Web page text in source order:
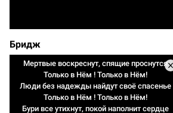
Бридж
Мертвые воскреснут, спящие проснутся
Только в Нём ! Только в Нём!
Люди без надежды найдут своё спасенье
Только в Нём ! Только в Нём!
Бури все утихнут, покой наполнит сердце